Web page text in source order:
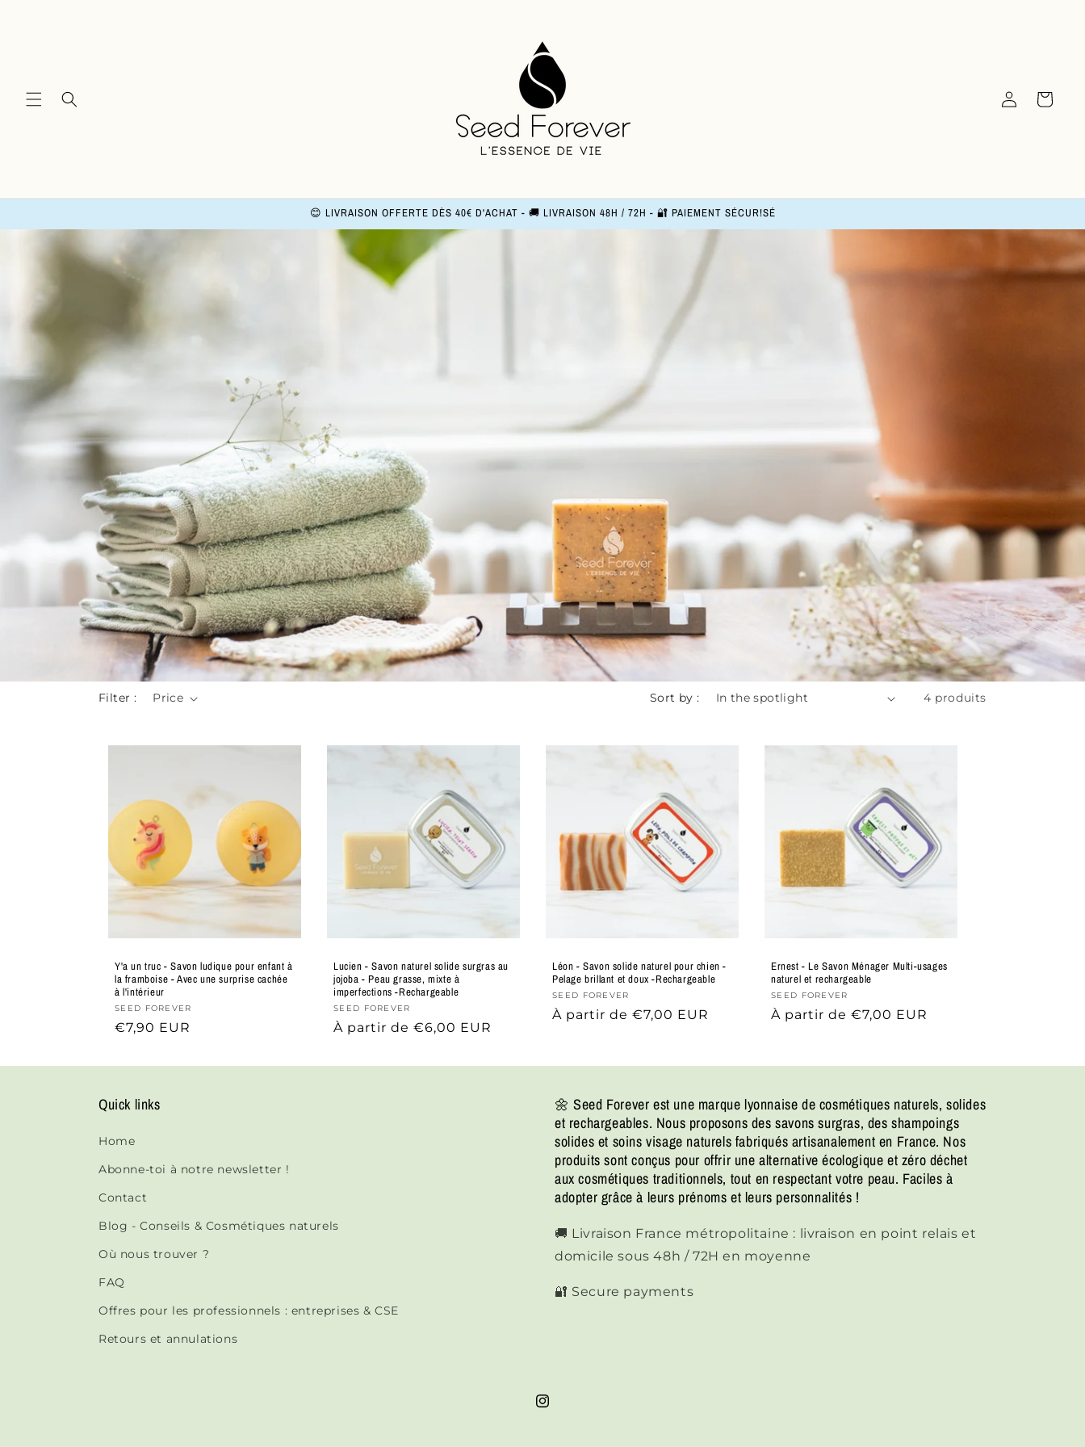
ConnectionBasket
😊 LIVRAISON OFFERTE DÈS 40€ D'ACHAT - 🚚 LIVRAISON 48H / 72H - 🔐 PAIEMENT SÉCUR!SÉ
Filter : Price Sort by : 4 produits
Y'a un truc - Savon ludique pour enfant à
la framboise - Avec une surprise cachée
à l'intérieur
Supplier
:
SEED FOREVER
Prix
€7,90 EUR
Lucien - Savon naturel solide surgras au
jojoba - Peau grasse, mixte à
imperfections -Rechargeable
Supplier
:
SEED FOREVER
Prix
À partir de €6,00 EUR
Léon - Savon solide naturel pour chien -
Pelage brillant et doux -Rechargeable
Supplier
:
SEED FOREVER
Prix
À partir de €7,00 EUR
Ernest - Le Savon Ménager Multi-usages
naturel et rechargeable
Supplier
:
SEED FOREVER
Prix
À partir de €7,00 EUR
Quick links
Home
Abonne-toi à notre newsletter !
Contact
Blog - Conseils & Cosmétiques naturels
Où nous trouver ?
FAQ
Offres pour les professionnels : entreprises & CSE
Retours et annulations
🌼 Seed Forever est une marque lyonnaise de cosmétiques naturels, solides
et rechargeables. Nous proposons des savons surgras, des shampoings
solides et soins visage naturels fabriqués artisanalement en France. Nos
produits sont conçus pour offrir une alternative écologique et zéro déchet
aux cosmétiques traditionnels, tout en respectant votre peau. Faciles à
adopter grâce à leurs prénoms et leurs personnalités !
🚚 Livraison France métropolitaine : livraison en point relais et
domicile sous 48h / 72H en moyenne
🔐 Secure payments
Instagram